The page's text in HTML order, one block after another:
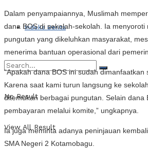
Indeks Berita
No Result
View All Result
Dalam penyampaiannya, Muslimah
dana BOS di sekolah-sekolah. Ia
pungutan yang dikeluhkan masyarakat,
menerima bantuan operasional dari
“Apakah dana BOS ini sudah
Karena saat kami turun langsung ke
ditemukan berbagai pungutan. Selain dana
pembayaran melalui komite,” ungkapnya.
Ia juga meminta adanya peninjauan
SMA Negeri 2 Kotamobagu.